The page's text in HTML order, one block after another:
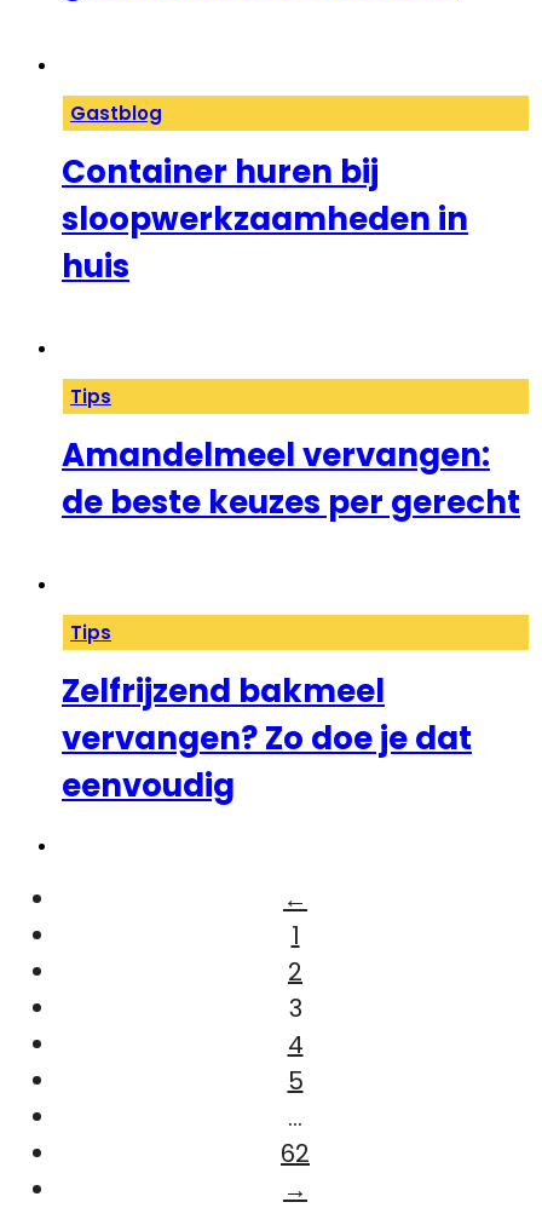
Gastblog
Container huren bij
sloopwerkzaamheden in
huis
Tips
Amandelmeel vervangen:
de beste keuzes per gerecht
Tips
Zelfrijzend bakmeel
vervangen? Zo doe je dat
eenvoudig
←
1
2
3
4
5
…
62
→